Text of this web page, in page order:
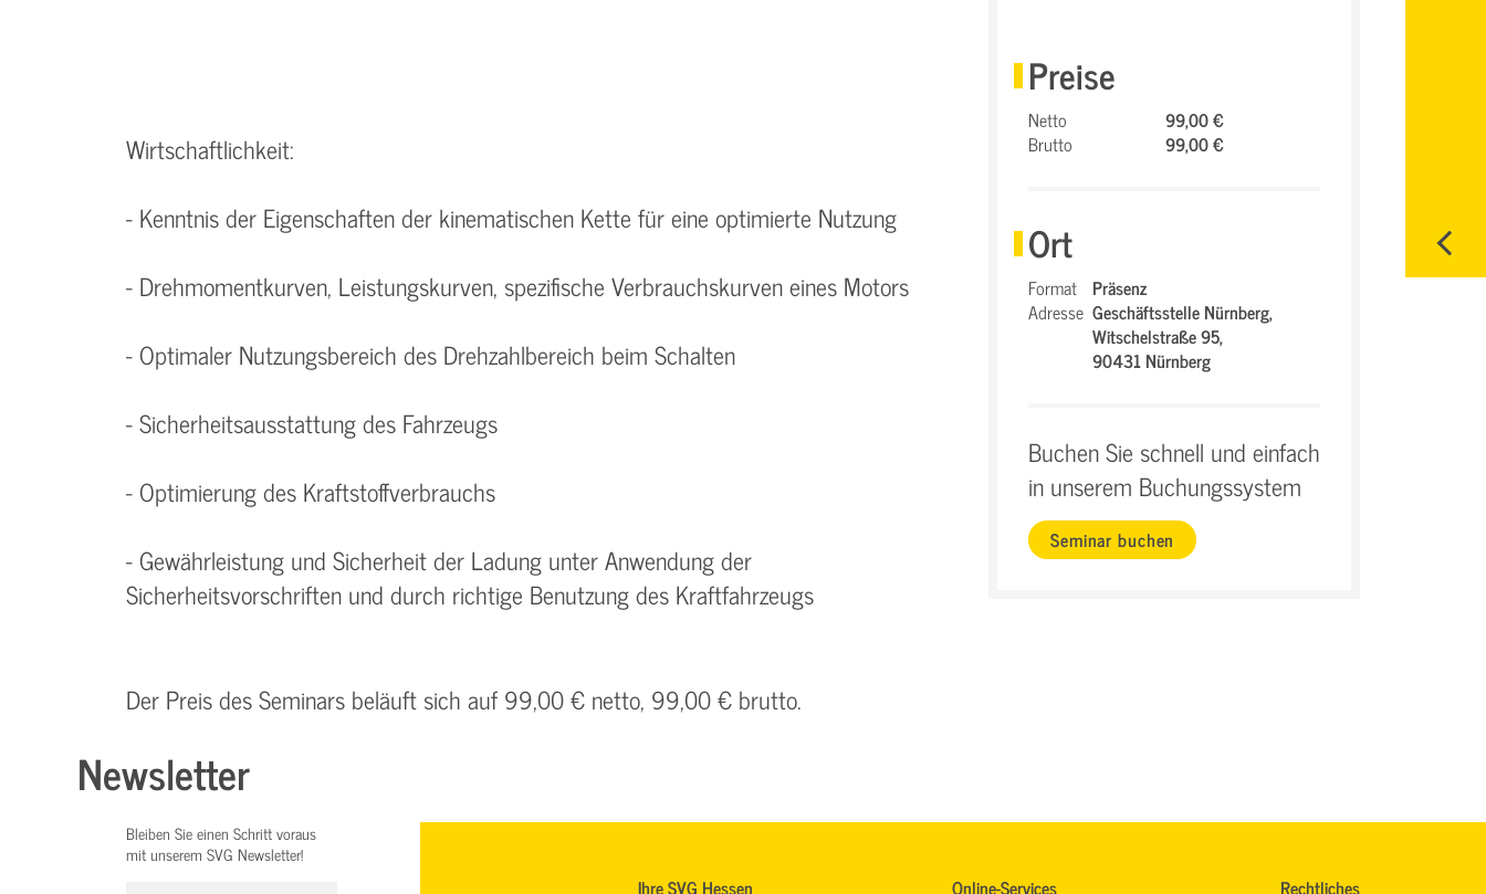
Wirtschaftlichkeit:
- Kenntnis der Eigenschaften der kinematischen Kette für eine optimierte Nutzung
- Drehmomentkurven, Leistungskurven, spezifische Verbrauchskurven eines Motors
- Optimaler Nutzungsbereich des Drehzahlbereich beim Schalten
- Sicherheitsausstattung des Fahrzeugs
- Optimierung des Kraftstoffverbrauchs
- Gewährleistung und Sicherheit der Ladung unter Anwendung der
Sicherheitsvorschriften und durch richtige Benutzung des Kraftfahrzeugs
Der Preis des Seminars beläuft sich auf 99,00 € netto, 99,00 € brutto.
Preise
Netto
99,00 €
Brutto
99,00 €
Ort
Format Präsenz
Adresse Geschäftsstelle Nürnberg,
Witschelstraße 95,
90431 Nürnberg
Buchen Sie schnell und einfach
in unserem Buchungssystem
Seminar buchen
Newsletter
Bleiben Sie einen Schritt voraus
mit unserem SVG Newsletter!
Ihre SVG Hessen Online-Services Rechtliches